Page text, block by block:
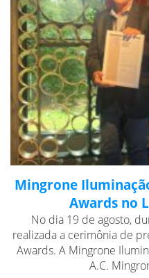
Mingrone
Awards no
No dia 19 de agosto,
realizada a cerimônia de
Awards. A Mingrone
A.C.